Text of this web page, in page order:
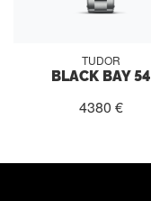
TUDOR
BLACK BAY 54
4380 €